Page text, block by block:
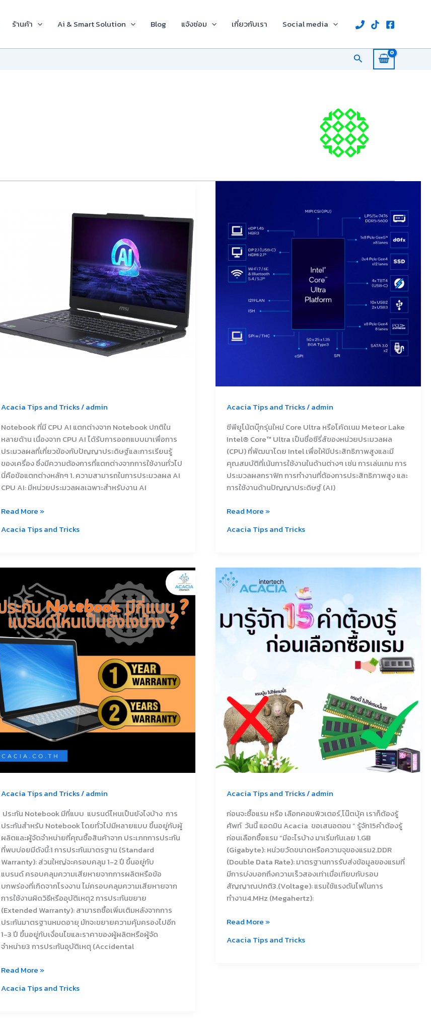
ร้านค้า Ai & Smart Solution Blog แจ้งซ่อม เกี่ยวกับเรา Social media
Search
Acacia Tips and Tricks/admin
Notebook ที่มี CPU AI แตกต่างจาก Notebook ปกติใน
หลายด้าน เนื่องจาก CPU AI ได้รับการออกแบบมาเพื่อการ
ประมวลผลที่เกี่ยวข้องกับปัญญาประดิษฐ์และการเรียนรู้
ของเครื่อง ซึ่งมีความต้องการที่แตกต่างจากการใช้งานทั่วไป
นี่คือข้อแตกต่างหลักๆ 1. ความสามารถในการประมวลผล AI
CPU AI: มีหน่วยประมวลผลเฉพาะสำหรับงาน AI
Read More »
Acacia Tips and Tricks
Acacia Tips and Tricks/admin
ซีพียูโน้ตบุ๊กรุ่นใหม่ Core Ultra หรือโค้ดเนม Meteor Lake
Intel® Core™ Ultra เป็นชื่อซีรี่ส์ของหน่วยประมวลผล
(CPU) ที่พัฒนาโดย Intel เพื่อให้มีประสิทธิภาพสูงและมี
คุณสมบัติที่เน้นการใช้งานในด้านต่างๆ เช่น การเล่นเกม การ
ประมวลผลกราฟิก การทำงานที่ต้องการประสิทธิภาพสูง และ
การใช้งานด้านปัญญาประดิษฐ์ (AI)
ใหม่
Core
Ultra
หรือ
โค้ด
เนม
Meteor
Read More »
Acacia Tips and Tricks
Acacia Tips and Tricks/admin
ประกัน Notebook มีกี่แบบ แบรนด์ไหนเป็นยังไงบ้าง การ
ประกันสำหรับ Notebook โดยทั่วไปมีหลายแบบ ขึ้นอยู่กับผู้
ผลิตและผู้จัดจำหน่ายที่คุณซื้อสินค้าจาก ประเภทการประกัน
ที่พบบ่อยมีดังนี้:1 การประกันมาตรฐาน (Standard
Warranty): ส่วนใหญ่จะครอบคลุม 1-2 ปี ขึ้นอยู่กับ
แบรนด์ ครอบคลุมความเสียหายจากการผลิตหรือข้อ
บกพร่องที่เกิดจากโรงงาน ไม่ครอบคลุมความเสียหายจาก
การใช้งานผิดวิธีหรืออุบัติเหตุ2 การประกันขยาย
(Extended Warranty): สามารถซื้อเพิ่มเติมหลังจากการ
ประกันมาตรฐานหมดอายุ มักจะขยายความคุ้มครองไปอีก
1-3 ปี ขึ้นอยู่กับเงื่อนไขและราคาของผู้ผลิตหรือผู้จัด
จำหน่าย3 การประกันอุบัติเหตุ (Accidental
Notebook
มี
กี่
แบบ แบรนด์
เป็น
ไง
บ้าง
Read More »
Acacia Tips and Tricks
Acacia Tips and Tricks/admin
ก่อนจะซื้อแรม หรือ เลือกคอมพิวเตอร์,โน๊ตบุ้ค เราก็ต้องรู้
ศัพท์ วันนี้ แอดมิน Acacia ขอเสนอตอน ” รู้จัก15คำต้องรู้
ก่อนเลือกซื้อแรม “มีอะไรบ้าง มาเริ่มกันเลย 1.GB
(Gigabyte): หน่วยวัดขนาดหรือความจุของแรม2.DDR
(Double Data Rate): มาตรฐานการรับส่งข้อมูลของแรมที่
มีการบ่งบอกถึงความเร็วสองเท่าเมื่อเทียบกับรอบ
สัญญาณปกติ3.(Voltage): แรมใช้แรงดันไฟในการ
ทำงาน4.MHz (Megahertz):
รู้จัก15คำ
ต้อง
เลือก
Read More »
Acacia Tips and Tricks